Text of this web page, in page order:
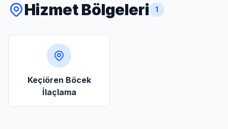
Hizmet Bölgeleri 1
Keçiören Böcek
İlaçlama